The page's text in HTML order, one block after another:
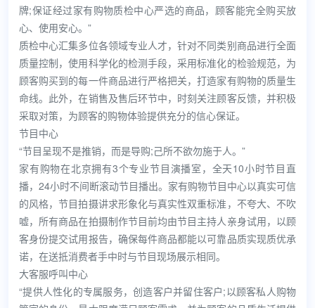
牌;保证经过家有购物质检中心严选的商品，顾客能完全购买放
心、使用安心。”
质检中心汇集多位各领域专业人才，针对不同类别商品进行全面
质量控制，使用科学化的检测手段，采用标准化的检验规范，为
顾客购买到的每一件商品进行严格把关，打造家有购物的质量生
命线。此外，在销售及售后环节中，时刻关注顾客反馈，并积极
采取对策，为顾客的购物体验提供充分的信心保证。
节目中心
“节目呈现不是推销，而是导购;己所不欲勿施于人。”
家有购物在北京拥有3个专业节目演播室，全天10小时节目直
播，24小时不间断滚动节目播出。家有购物节目中心以真实可信
的风格，节目拍摄讲求形象化与真实性双重标准，不夸大、不吹
嘘，所有商品在拍摄制作节目前均由节目主持人亲身试用，以顾
客身份提交试用报告，确保每件商品都能以可靠品质实现质优承
诺，在送抵消费者手中时与节目现场展示相同。
大客服呼叫中心
“提供人性化的专属服务，创造客户并留住客户;以顾客私人购物